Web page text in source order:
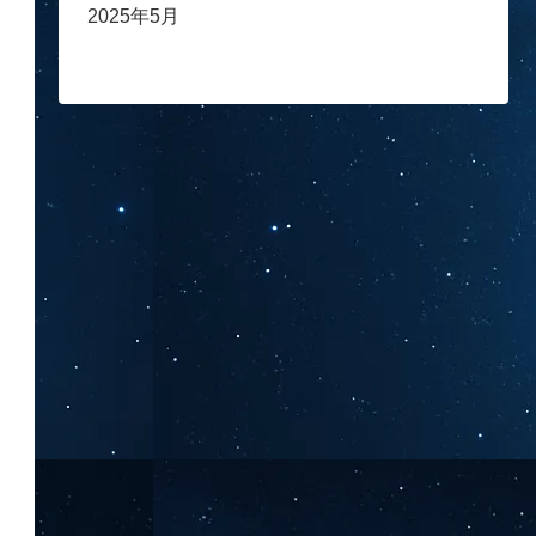
2025年5月